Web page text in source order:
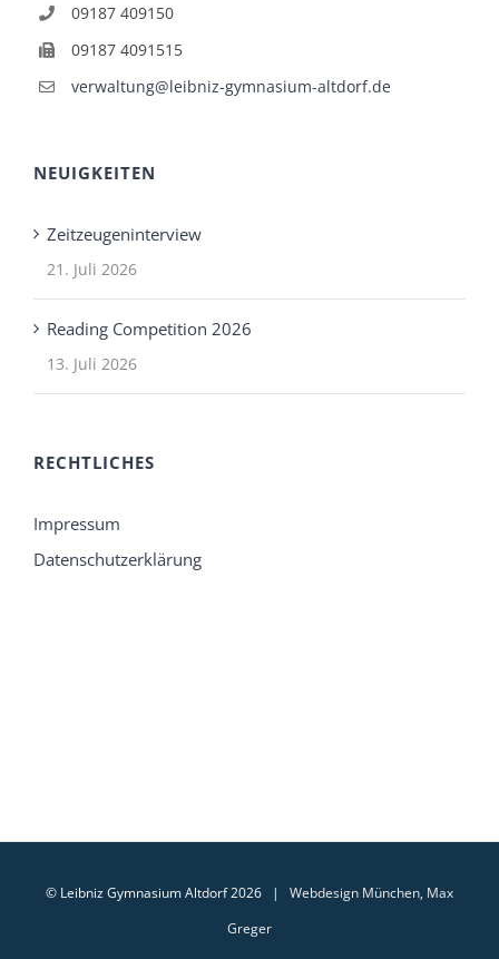
09187 409150
09187 4091515
verwaltung@leibniz-gymnasium-altdorf.de
NEUIGKEITEN
Zeitzeugeninterview
21. Juli 2026
Reading Competition 2026
13. Juli 2026
RECHTLICHES
Impressum
Datenschutzerklärung
© Leibniz Gymnasium Altdorf 2026 | Webdesign München, Max
Greger